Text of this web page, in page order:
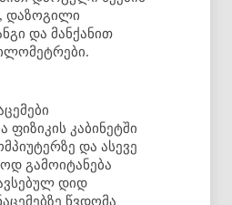
დაზოგილი
და მანქანით
ფიზიკის კაბინეტში
და ასევე
გამოიტანება
დიდ
წვდომა